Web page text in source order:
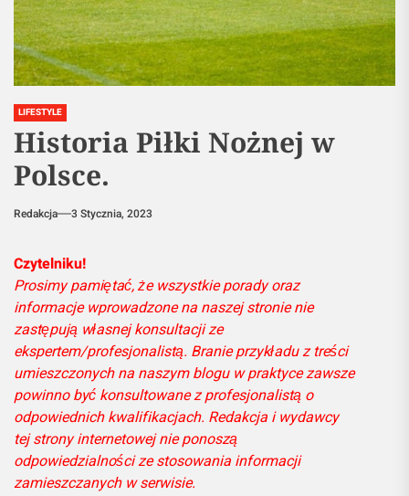
LIFESTYLE
Historia Piłki Nożnej w
Polsce.
Redakcja 3 Stycznia, 2023
Czytelniku!
Prosimy pamiętać, że wszystkie porady oraz
informacje wprowadzone na naszej stronie nie
zastępują własnej konsultacji ze
ekspertem/profesjonalistą. Branie przykładu z treści
umieszczonych na naszym blogu w praktyce zawsze
powinno być konsultowane z profesjonalistą o
odpowiednich kwalifikacjach. Redakcja i wydawcy
tej strony internetowej nie ponoszą
odpowiedzialności ze stosowania informacji
zamieszczanych w serwisie.